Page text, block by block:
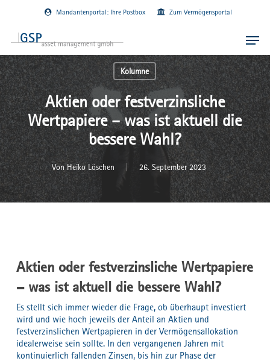
content
Mandantenportal: Ihre Postbox Zum Vermögensportal
Menu
Kolumne
Aktien oder festverzinsliche
Wertpapiere – was ist aktuell die
bessere Wahl?
Von Heiko Löschen 26. September 2023
Aktien oder festverzinsliche Wertpapiere
– was ist aktuell die bessere Wahl?
Es stellt sich immer wieder die Frage, ob überhaupt investiert
wird und wie hoch jeweils der Anteil an Aktien und
festverzinslichen Wertpapieren in der Vermögensallokation
idealerweise sein sollte. In den vergangenen Jahren mit
kontinuierlich fallenden Zinsen, bis hin zur Phase der